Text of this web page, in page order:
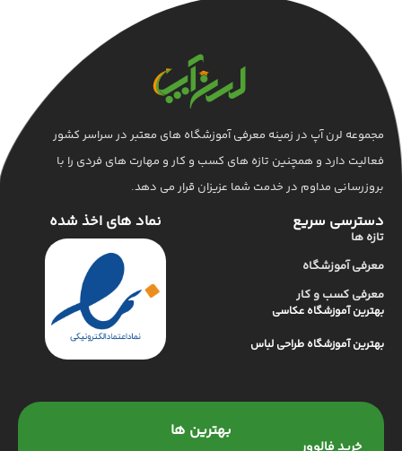
مجموعه لرن آپ در زمینه معرفی آموزشگاه های معتبر در سراسر کشور
فعالیت دارد و همچنین تازه های کسب و کار و مهارت های فردی را با
بروزرسانی مداوم در خدمت شما عزیزان قرار می دهد.
دسترسی سریع
تازه ها
معرفی آموزشگاه
معرفی کسب و کار
بهترین آموزشگاه عکاسی
بهترین آموزشگاه طراحی لباس
نماد های اخذ شده
بهترین ها